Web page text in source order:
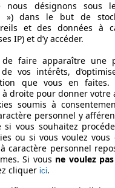
nous désignons sous
») dans le but de
et des données à
IP) et d’y accéder.
faire apparaître une
vos intérêts,
que vous en faites.
droite pour donner votre
soumis à
personnel y
vous souhaitez
ou si vous voulez vous
caractère personnel
Si vous ne voulez
cliquer ici.